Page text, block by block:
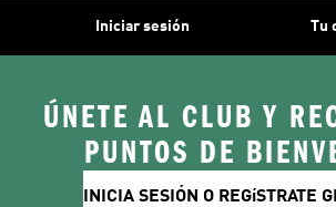
Iniciar sesión Tu
ÚNETE AL CLUB Y
PUNTOS DE
INICIA SESIÓN O REGíSTRATE